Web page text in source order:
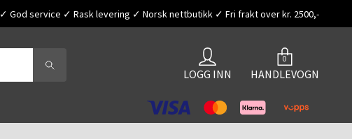
✓ God service ✓ Rask levering ✓ Norsk nettbutikk ✓ Fri frakt over kr. 2500,-
LOGG INN
0
HANDLEVOGN